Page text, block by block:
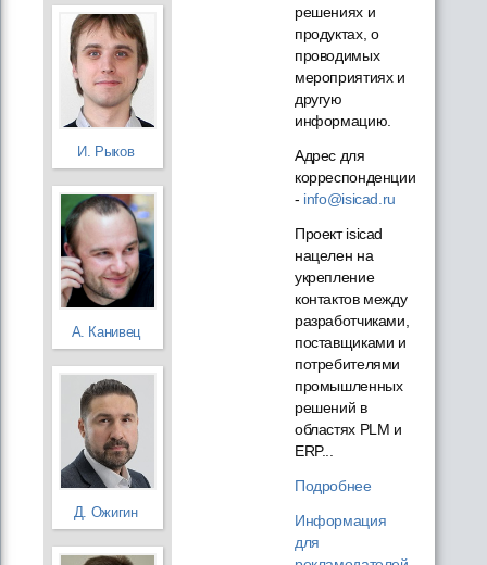
И. Рыков
А. Канивец
Д. Ожигин
решениях и
продуктах, о
проводимых
мероприятиях и
другую
информацию.
Адрес для
корреспонденции
- info@isicad.ru
Проект isicad
нацелен на
укрепление
контактов между
разработчиками,
поставщиками и
потребителями
промышленных
решений в
областях PLM и
ERP...
Подробнее
Информация
для